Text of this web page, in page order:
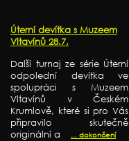
Úterní devítka s Muzeem
Vltavínů 28.7.
Další turnaj ze série Úterní
odpolední devítka ve
spolupráci s Muzeem
Vltavínů v Českém
Krumlově, které si pro Vás
připravilo skutečně
originální a
... dokončení